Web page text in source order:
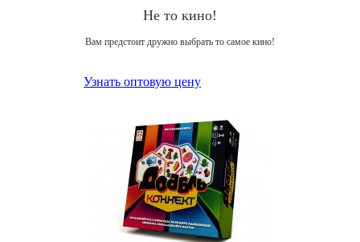
Не то кино!
Вам предстоит дружно выбрать то самое кино!
Узнать оптовую цену